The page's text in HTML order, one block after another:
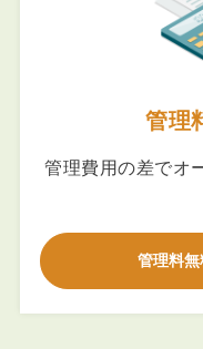
管理
管理費用の差でオ
管理料